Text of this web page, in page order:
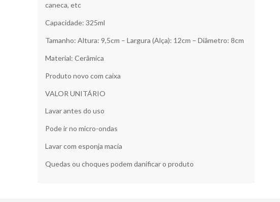
caneca, etc
Capacidade: 325ml
Tamanho: Altura: 9,5cm – Largura (Alça): 12cm – Diâmetro: 8cm
Material: Cerâmica
Produto novo com caixa
VALOR UNITÁRIO
Lavar antes do uso
Pode ir no micro-ondas
Lavar com esponja macia
Quedas ou choques podem danificar o produto